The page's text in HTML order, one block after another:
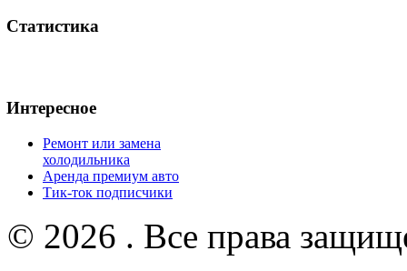
Статистика
Интересное
Ремонт или замена
холодильника
Аренда премиум авто
Тик-ток подписчики
© 2026 . Все права